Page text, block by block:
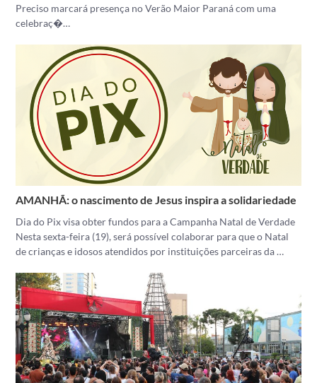
Preciso marcará presença no Verão Maior Paraná com uma
celebraç�…
AMANHÃ: o nascimento de Jesus inspira a solidariedade
Dia do Pix visa obter fundos para a Campanha Natal de Verdade
Nesta sexta-feira (19), será possível colaborar para que o Natal
de crianças e idosos atendidos por instituições parceiras da …